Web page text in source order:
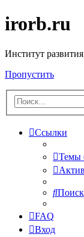
irorb.ru
Институт
Пропустить
Ссылки
Темы
Поиск
FAQ
Вход